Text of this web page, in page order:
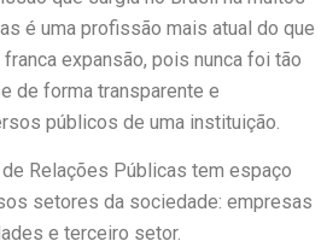
é uma profissão mais atual do que
expansão, pois nunca foi tão
de forma transparente e
públicos de uma instituição.
Relações Públicas tem espaço
setores da sociedade: empresas
e terceiro setor.